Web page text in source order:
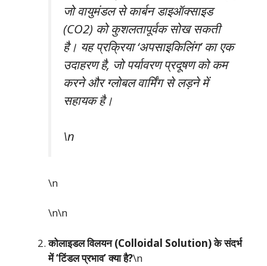
जो वायुमंडल से कार्बन डाइऑक्साइड
(CO2) को कुशलतापूर्वक सोख सकती
है। यह प्रक्रिया ‘अपसाइकिलिंग’ का एक
उदाहरण है, जो पर्यावरण प्रदूषण को कम
करने और ग्लोबल वार्मिंग से लड़ने में
सहायक है।
\n
\n
\n\n
कोलाइडल विलयन (Colloidal Solution) के संदर्भ
में ‘टिंडल प्रभाव’ क्या है?\n